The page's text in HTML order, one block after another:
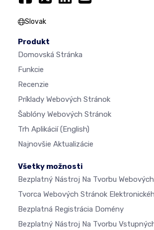
Slovak
Produkt
Domovská Stránka
Funkcie
Recenzie
Príklady Webových Stránok
Šablóny Webových Stránok
Trh Aplikácií(English)
Najnovšie Aktualizácie
Všetky možnosti
Bezplatný Nástroj Na Tvorbu
Tvorca Webových Stránok
Bezplatná Registrácia Domény
Bezplatný Nástroj Na Tvorbu